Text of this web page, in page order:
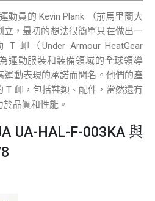
動員的 Kevin Plank （前馬里蘭大
立，最初的想法很簡單只在做出一
卹（Under Armour HeatGear
運動服裝和裝備領域的全球領導
動表現的承諾而聞名。他們的產
T 卹，包括鞋類、配件，當然還有
品質和性能。
UA-HAL-F-003KA 與